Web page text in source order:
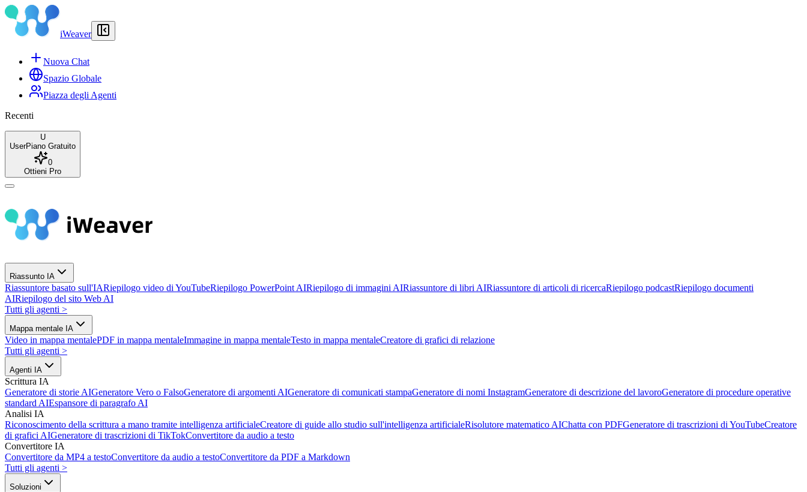
iWeaver
Nuova Chat
Spazio Globale
Piazza degli Agenti
Recenti
U
UserPiano Gratuito
0
Ottieni Pro
Riassunto IA
Riassuntore basato sull'IARiepilogo video di YouTubeRiepilogo PowerPoint AIRiepilogo di immagini AIRiassuntore di libri AIRiassuntore di articoli di ricercaRiepilogo podcastRiepilogo documenti
AIRiepilogo del sito Web AI
Tutti gli agenti >
Mappa mentale IA
Video in mappa mentalePDF in mappa mentaleImmagine in mappa mentaleTesto in mappa mentaleCreatore di grafici di relazione
Tutti gli agenti >
Agenti IA
Scrittura IA
Generatore di storie AIGeneratore Vero o FalsoGeneratore di argomenti AIGeneratore di comunicati stampaGeneratore di nomi InstagramGeneratore di descrizione del lavoroGeneratore di procedure operative
standard AIEspansore di paragrafo AI
Analisi IA
Riconoscimento della scrittura a mano tramite intelligenza artificialeCreatore di guide allo studio sull'intelligenza artificialeRisolutore matematico AIChatta con PDFGeneratore di trascrizioni di YouTubeCreatore
di grafici AIGeneratore di trascrizioni di TikTokConvertitore da audio a testo
Convertitore IA
Convertitore da MP4 a testoConvertitore da audio a testoConvertitore da PDF a Markdown
Tutti gli agenti >
Soluzioni